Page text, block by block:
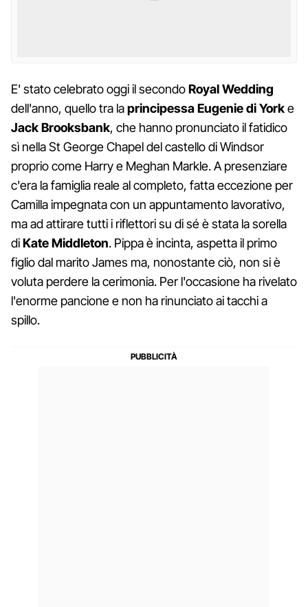
E' stato celebrato oggi il secondoRoyal Wedding
dell'anno, quello tra laprincipessa Eugenie di Yorke
Jack Brooksbank, che hanno pronunciato il fatidico
sì nella St George Chapel del castello di Windsor
proprio come Harry e Meghan Markle. A presenziare
c'era la famiglia reale al completo, fatta eccezione per
Camilla impegnata con un appuntamento lavorativo,
ma ad attirare tutti i riflettori su di sé è stata la sorella
diKate Middleton. Pippa è incinta, aspetta il primo
figlio dal marito James ma, nonostante ciò, non si è
voluta perdere la cerimonia. Per l'occasione ha rivelato
l'enorme pancione e non ha rinunciato ai tacchi a
spillo.